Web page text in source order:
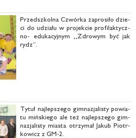
Przed­szkol­na Czwór­ka za­pro­si­ło dzie­
ci do udzia­łu w pro­jek­cie pro­fi­lak­tycz­
no- edu­ka­cyj­nym ,,Zdro­wym być jak
rydz”.
Ty­tuł naj­lep­sze­go gim­na­zja­li­sty po­wia­
tu miń­skie­go ale też naj­lep­sze­go gim­
na­zja­li­sty mia­sta otrzy­mał Ja­kub Piotr­
ko­wicz z GM-2.